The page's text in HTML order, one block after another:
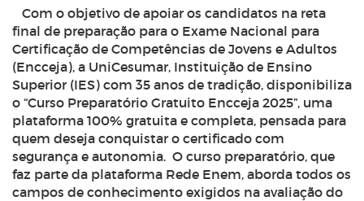
Com o objetivo de apoiar os candidatos na reta
final de preparação para o Exame Nacional para
Certificação de Competências de Jovens e Adultos
(Encceja), a UniCesumar, Instituição de Ensino
Superior (IES) com 35 anos de tradição, disponibiliza
o “Curso Preparatório Gratuito Encceja 2025”, uma
plataforma 100% gratuita e completa, pensada para
quem deseja conquistar o certificado com
segurança e autonomia. O curso preparatório, que
faz parte da plataforma Rede Enem, aborda todos os
campos de conhecimento exigidos na avaliação do